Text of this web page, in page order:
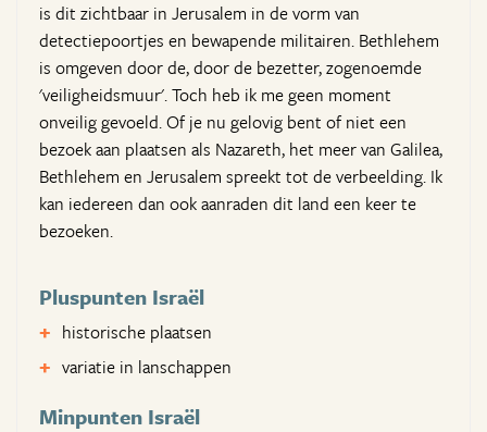
is dit zichtbaar in Jerusalem in de vorm van
detectiepoortjes en bewapende militairen. Bethlehem
is omgeven door de, door de bezetter, zogenoemde
'veiligheidsmuur'. Toch heb ik me geen moment
onveilig gevoeld. Of je nu gelovig bent of niet een
bezoek aan plaatsen als Nazareth, het meer van Galilea,
Bethlehem en Jerusalem spreekt tot de verbeelding. Ik
kan iedereen dan ook aanraden dit land een keer te
bezoeken.
Pluspunten Israël
historische plaatsen
variatie in lanschappen
Minpunten Israël